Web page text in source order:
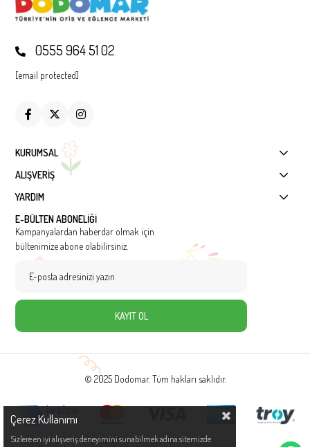
0555 964 51 02
[email protected]
KURUMSAL
ALIŞVERİŞ
YARDIM
E-BÜLTEN ABONELİĞİ
Kampanyalardan haberdar olmak için
bültenimize abone olabilirsiniz.
KAYIT OL
© 2025 Dodomar. Tüm hakları saklıdır.
Çerez Kullanımı
Sizlere en iyi alışveriş deneyimini sunabilmek adına sitemizde